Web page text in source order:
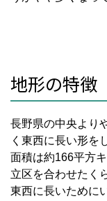
地形の特徴
長野県の中央より
く東西に長い形を
面積は約166平方
立区を合わせたく
東西に長いために